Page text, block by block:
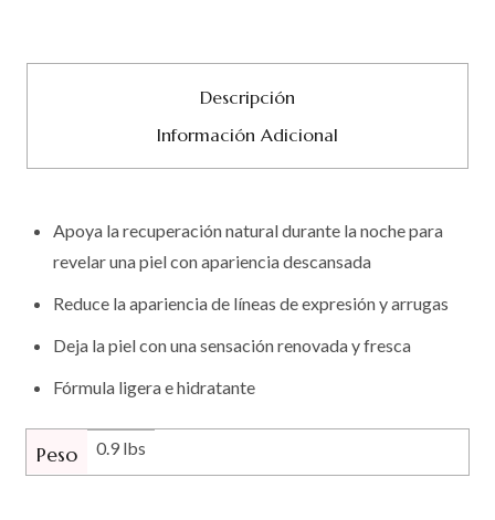
Descripción
Información Adicional
Apoya la recuperación natural durante la noche para
revelar una piel con apariencia descansada
Reduce la apariencia de líneas de expresión y arrugas
Deja la piel con una sensación renovada y fresca
Fórmula ligera e hidratante
Peso 0.9 lbs